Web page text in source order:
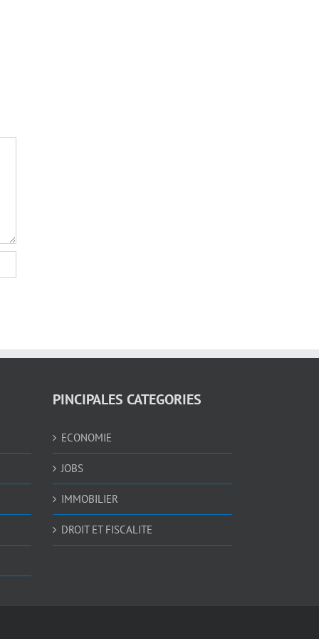
PINCIPALES CATEGORIES
ECONOMIE
JOBS
IMMOBILIER
DROIT ET FISCALITE